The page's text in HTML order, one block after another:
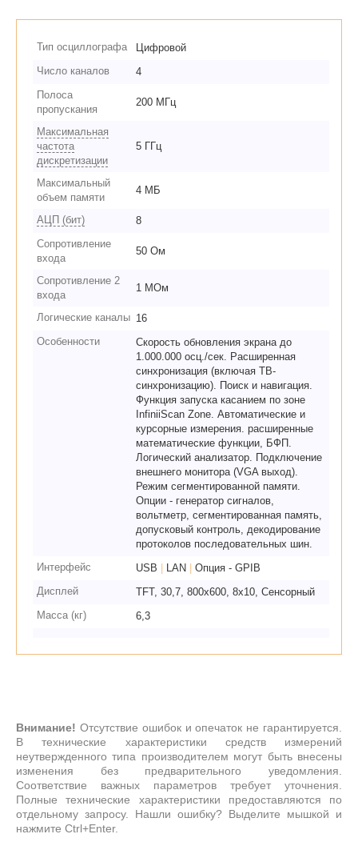
Тип осциллографа
Цифровой
Число каналов
4
Полоса
пропускания
200 МГц
Максимальная
частота
дискретизации
5 ГГц
Максимальный
объем памяти
4 МБ
АЦП (бит)
8
Сопротивление
входа
50 Ом
Сопротивление 2
входа
1 МОм
Логические каналы 16
Особенности
Скорость обновления экрана до
1.000.000 осц./сек. Расширенная
синхронизация (включая ТВ-
синхронизацию). Поиск и навигация.
Функция запуска касанием по зоне
InfiniiScan Zone. Автоматические и
курсорные измерения. расширенные
математические функции, БФП.
Логический анализатор. Подключение
внешнего монитора (VGA выход).
Режим сегментированной памяти.
Опции - генератор сигналов,
вольтметр, сегментированная память,
допусковый контроль, декодирование
протоколов последовательных шин.
Интерфейс
USB LAN
Опция - GPIB
Дисплей
TFT, 30,7, 800х600, 8х10, Сенсорный
Масса (кг)
6,3
Внимание! Отсутствие ошибок и опечаток не гарантируется.
В технические характеристики средств измерений
неутвержденного типа производителем могут быть внесены
изменения без предварительного уведомления.
Соответствие важных параметров требует уточнения.
Полные технические характеристики предоставляются по
отдельному запросу. Нашли ошибку? Выделите мышкой и
нажмите Ctrl+Enter.